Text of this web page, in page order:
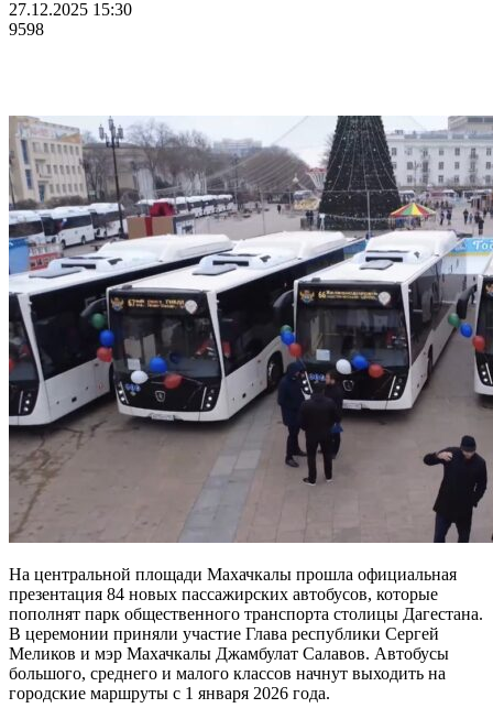
27.12.2025 15:30
9598
На центральной площади Махачкалы прошла официальная
презентация 84 новых пассажирских автобусов, которые
пополнят парк общественного транспорта столицы Дагестана.
В церемонии приняли участие Глава республики Сергей
Меликов и мэр Махачкалы Джамбулат Салавов. Автобусы
большого, среднего и малого классов начнут выходить на
городские маршруты с 1 января 2026 года.